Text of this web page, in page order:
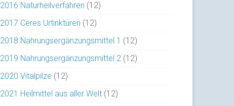
2016 Naturheilverfahren (12)
2017 Ceres Urtinkturen (12)
2018 Nahrungsergänzungsmittel 1 (12)
2019 Nahrungsergänzungsmittel 2 (12)
2020 Vitalpilze (12)
2021 Heilmittel aus aller Welt (12)